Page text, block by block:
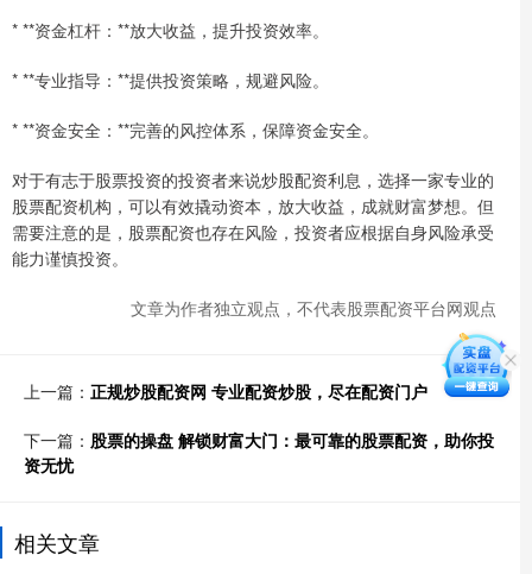
* **资金杠杆：**放大收益，提升投资效率。
* **专业指导：**提供投资策略，规避风险。
* **资金安全：**完善的风控体系，保障资金安全。
对于有志于股票投资的投资者来说炒股配资利息，选择一家专业的
股票配资机构，可以有效撬动资本，放大收益，成就财富梦想。但
需要注意的是，股票配资也存在风险，投资者应根据自身风险承受
能力谨慎投资。
文章为作者独立观点，不代表股票配资平台网观点
上一篇： 正规炒股配资网 专业配资炒股，尽在配资门户
下一篇： 股票的操盘 解锁财富大门：最可靠的股票配资，助你投
资无忧
相关文章